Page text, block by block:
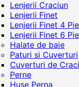
Lenjerii Craciun
Lenjerii Finet
Lenjerii Finet 4
Lenjerii Finet 6
Halate de baie
Paturi si Cuverturi
Cuverturi de
Perne
Huse Perna